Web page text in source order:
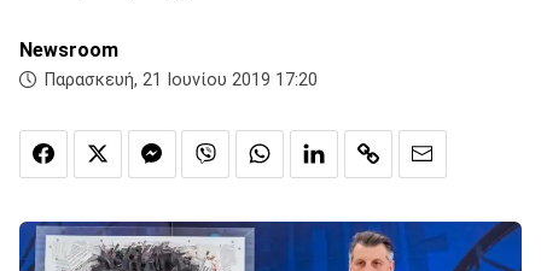
Newsroom
Παρασκευή, 21 Ιουνίου 2019 17:20